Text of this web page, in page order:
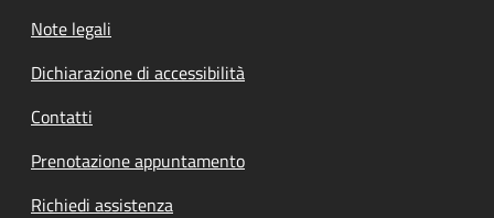
Note legali
Dichiarazione di accessibilità
Contatti
Prenotazione appuntamento
Richiedi assistenza